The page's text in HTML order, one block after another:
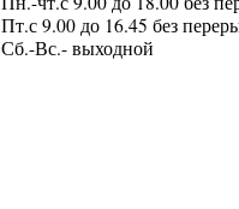
Пт.с 9.00 до 16.45 без
Сб.-Вс.- выходной